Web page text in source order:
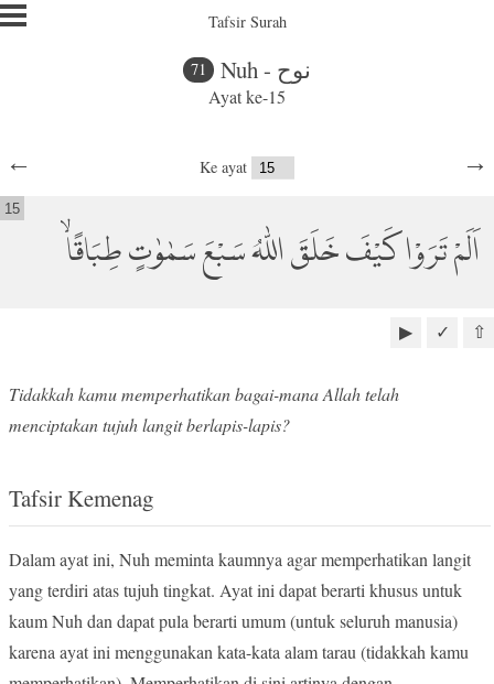
Tafsir Surah
71 Nuh - نوح
Ayat ke-15
← →
Ke ayat
اَلَمْ تَرَوْا كَيْفَ خَلَقَ اللّٰهُ سَبْعَ سَمٰوٰتٍ طِبَاقًاۙ
15
⇧
✓
▶
Tidakkah kamu memperhatikan bagai-mana Allah telah
menciptakan tujuh langit berlapis-lapis?
Tafsir Kemenag
Dalam ayat ini, Nuh meminta kaumnya agar memperhatikan langit
yang terdiri atas tujuh tingkat. Ayat ini dapat berarti khusus untuk
kaum Nuh dan dapat pula berarti umum (untuk seluruh manusia)
karena ayat ini menggunakan kata-kata alam tarau (tidakkah kamu